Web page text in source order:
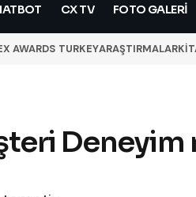
CX TV FOTO GALERİ
AWARDS TURKEYARAŞTIRMALAR
Deneyim